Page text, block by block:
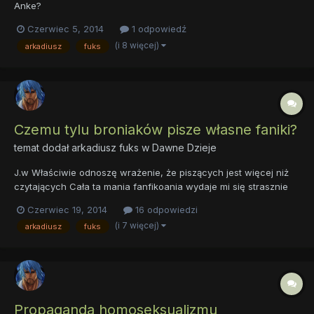
Anke?
Czerwiec 5, 2014 1 odpowiedź
arkadiusz fuks (i 8 więcej)
Czemu tylu broniaków pisze własne faniki?
temat dodałarkadiusz fuks w Dawne Dzieje
J.w Właściwie odnoszę wrażenie, że piszących jest więcej niż
czytających Cała ta mania fanfikoania wydaje mi się strasznie
ff? Jest na nie jakiś popyt czy coś? A może ludziki chcą odkryć
swój talent przy pomocy pióra? Oświećcie mn...
Czerwiec 19, 2014 16 odpowiedzi
arkadiusz fuks (i 7 więcej)
Propaganda homoseksualizmu